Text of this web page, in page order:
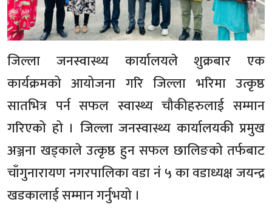
जिल्ला जनस्वास्थ्य कार्यालयले शुक्रबार एक
कार्यक्रमको आयोजना गरि जिल्ला भरिमा उत्कृष्ठ
सातभित्र पर्न सफल स्वास्थ्य चौकीहरुलाई सम्मान
गरिएको हो । जिल्ला जनस्वास्थ्य कार्यालयकी प्रमुख
अञ्जना खड्काले उत्कृष्ठ हुन सफल छालिङको तर्फबाट
चाँगुनारायण नगरपालिका वडा नंं ५ का वडाध्यक्ष जयन्द्र
खडकालाई सम्मान गर्नुभयो ।